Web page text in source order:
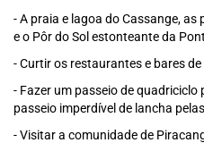
- A praia e lagoa do Cassange,
e o Pôr do Sol estonteante da
- Curtir os restaurantes e bares
- Fazer um passeio de quadriciclo
passeio imperdível de lancha
- Visitar a comunidade de